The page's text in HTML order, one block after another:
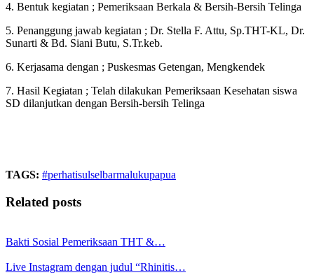
4. Bentuk kegiatan ; Pemeriksaan Berkala & Bersih-Bersih Telinga
5. Penanggung jawab kegiatan ; Dr. Stella F. Attu, Sp.THT-KL, Dr.
Sunarti & Bd. Siani Butu, S.Tr.keb.
6. Kerjasama dengan ; Puskesmas Getengan, Mengkendek
7. Hasil Kegiatan ; Telah dilakukan Pemeriksaan Kesehatan siswa
SD dilanjutkan dengan Bersih-bersih Telinga
TAGS: #perhatisulselbarmalukupapua
Related posts
Bakti Sosial Pemeriksaan THT &…
Live Instagram dengan judul “Rhinitis…